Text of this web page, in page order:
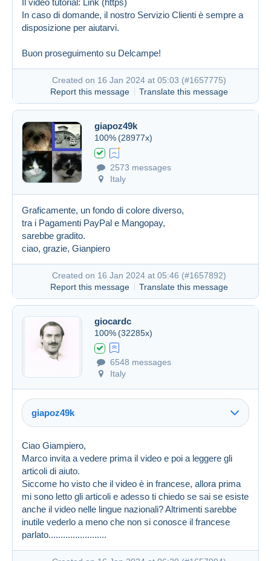
In caso di domande, il nostro Servizio Clienti è sempre a
disposizione per aiutarvi.
Buon proseguimento su Delcampe!
Created on 16 Jan 2024 at 05:03 (#1657775)
Report this message
Translate this message
giapoz49k
100% (28977x)
2573 messages
Italy
Graficamente, un fondo di colore diverso,
tra i Pagamenti PayPal e Mangopay,
sarebbe gradito.
ciao, grazie, Gianpiero
Created on 16 Jan 2024 at 05:46 (#1657892)
Report this message
Translate this message
giocardc
100% (32285x)
6548 messages
Italy
giapoz49k
Created on 16 Jan 2024 at 05:46 #1657892
Ciao Giampiero,
Marco invita a vedere prima il video e poi a leggere gli
articoli di aiuto.
Siccome ho visto che il video è in francese, allora prima
mi sono letto gli articoli e adesso ti chiedo se sai se esiste
anche il video nelle lingue nazionali? Altrimenti sarebbe
inutile vederlo a meno che non si conosce il francese
parlato........................